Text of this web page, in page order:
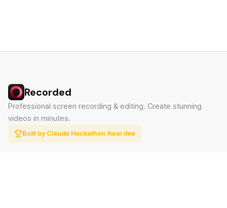
Recorded
Professional screen recording & editing. Create stunning
videos in minutes.
Built by Claude Hackathon Awardee